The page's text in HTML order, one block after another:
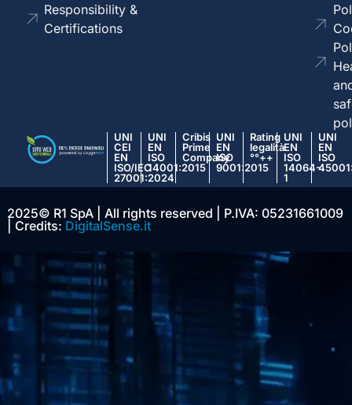
Responsibility &
Certifications
UNI
CEI
EN
ISO/IEC
27001:2024
UNI
EN
ISO
14001:2015
Cribis
Prime
Company
UNI
EN
ISO
9001:2015
Rating
legalità
°°++
UNI
EN
ISO
14064-
1
UNI
EN
ISO
2025© R1 SpA | All rights reserved | P.IVA: 05231661009
| Credits: DigitalSense.it